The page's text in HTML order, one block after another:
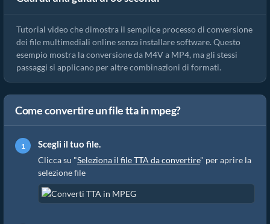
Tutorial video che dimostra il semplice processo di conversione
dei file multimediali online senza installare software. Questo
esempio mostra la conversione da M4V a MP4, ma gli stessi
passaggi si applicano per altre combinazioni di formati.
Come convertire un file tta in mpeg?
Scegli il tuo file.
Clicca su "Seleziona il file TTA da convertire" per aprire la
selezione file